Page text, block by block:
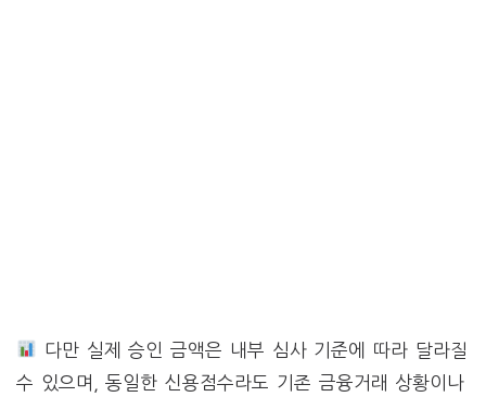
다만 실제 승인 금액은 내부 심사 기준에 따라 달라질
수 있으며, 동일한 신용점수라도 기존 금융거래 상황이나